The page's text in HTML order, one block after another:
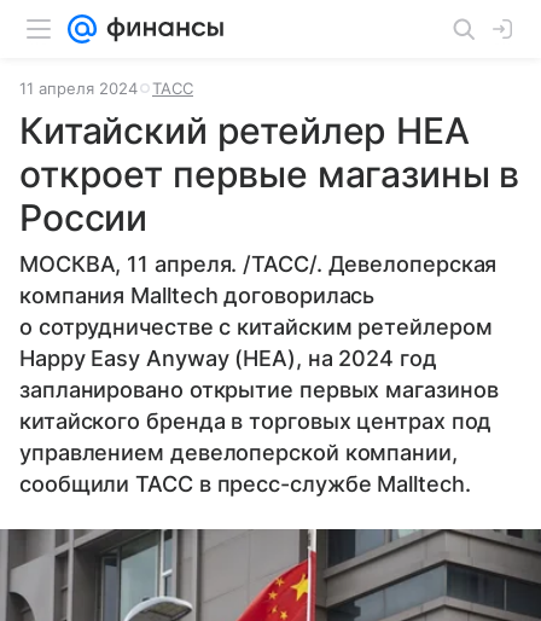
11 апреля 2024 ТАСС
Китайский ретейлер HEA
откроет первые магазины в
России
МОСКВА, 11 апреля. /ТАСС/. Девелоперская
компания Malltech договорилась
о сотрудничестве с китайским ретейлером
Happy Easy Anyway (HEA), на 2024 год
запланировано открытие первых магазинов
китайского бренда в торговых центрах под
управлением девелоперской компании,
сообщили ТАСС в пресс-службе Malltech.